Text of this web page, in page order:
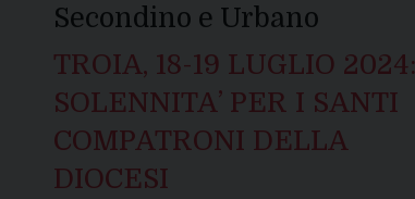
Secondino e Urbano
TROIA, 18-19 LUGLIO 2024:
SOLENNITA’ PER I SANTI
COMPATRONI DELLA
DIOCESI